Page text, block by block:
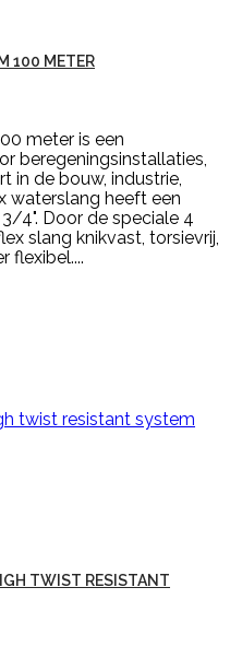
100 METER
meter is een
beregeningsinstallaties,
in de bouw, industrie,
waterslang heeft een
4". Door de speciale 4
slang knikvast, torsievrij,
flexibel....
TWIST RESISTANT